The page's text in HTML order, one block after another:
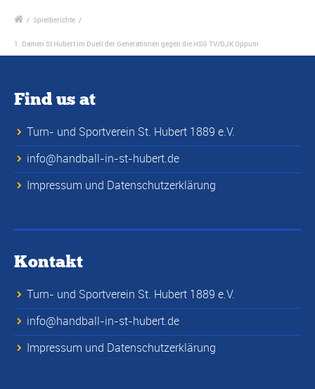
/ Spielberichte /
1. Damen St Hubert im Duell der Generationen gegen die HSG TV/DJK Oppum
Find us at
Turn- und Sportverein St. Hubert 1889 e.V.
info@handball-in-st-hubert.de
Impressum und Datenschutzerklärung
Kontakt
Turn- und Sportverein St. Hubert 1889 e.V.
info@handball-in-st-hubert.de
Impressum und Datenschutzerklärung